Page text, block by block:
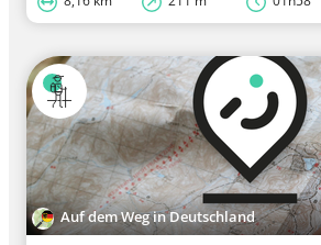
Auf dem Weg in Deutschland